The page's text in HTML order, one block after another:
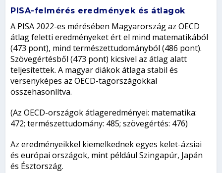
PISA-felmérés eredmények és átlagok
A PISA 2022-es mérésében Magyarország az OECD
átlag feletti eredményeket ért el mind matematikából
(473 pont), mind természettudományból (486 pont).
Szövegértésből (473 pont) kicsivel az átlag alatt
teljesítettek. A magyar diákok átlaga stabil és
versenyképes az OECD-tagországokkal
összehasonlítva.
(Az OECD-országok átlageredményei: matematika:
472; természettudomány: 485; szövegértés: 476)
Az eredményeikkel kiemelkednek egyes kelet-ázsiai
és európai országok, mint például Szingapúr, Japán
és Észtország.